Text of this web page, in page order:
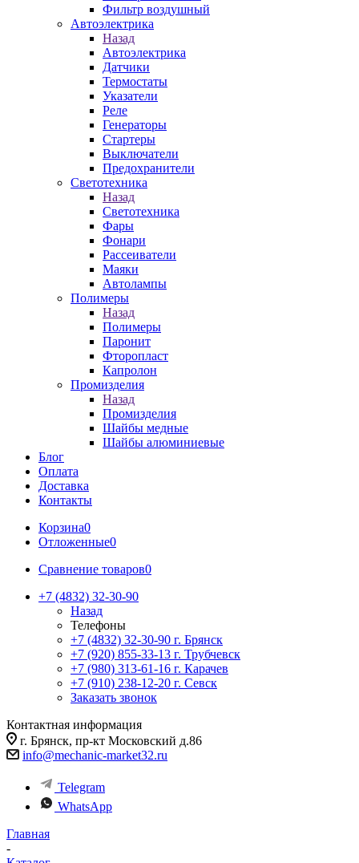
Фильтр воздушный
Автоэлектрика
Назад
Автоэлектрика
Датчики
Термостаты
Указатели
Реле
Генераторы
Стартеры
Выключатели
Предохранители
Светотехника
Назад
Светотехника
Фары
Фонари
Рассеиватели
Маяки
Автолампы
Полимеры
Назад
Полимеры
Паронит
Фторопласт
Капролон
Промизделия
Назад
Промизделия
Шайбы медные
Шайбы алюминиевые
Блог
Оплата
Доставка
Контакты
Корзина0
Отложенные0
Сравнение товаров0
+7 (4832) 32-30-90
Назад
Телефоны
+7 (4832) 32-30-90 г. Брянск
+7 (920) 855-33-13 г. Трубчевск
+7 (980) 313-61-16 г. Карачев
+7 (910) 238-12-20 г. Севск
Заказать звонок
Контактная информация
г. Брянск, пр-кт Московский д.86
info@mechanic-market32.ru
Telegram
WhatsApp
Главная
-